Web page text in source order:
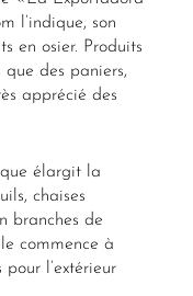
«La Exportadora
l’indique, son
en osier. Produits
des paniers,
apprécié des
élargit la
chaises
branches de
commence à
l’extérieur